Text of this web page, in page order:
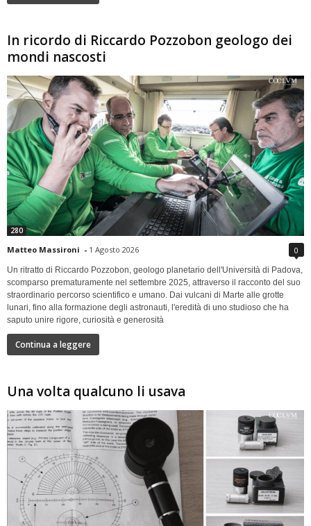
In ricordo di Riccardo Pozzobon geologo dei
mondi nascosti
280
Matteo Massironi - 1 Agosto 2026 0
Un ritratto di Riccardo Pozzobon, geologo planetario dell'Università di Padova,
scomparso prematuramente nel settembre 2025, attraverso il racconto del suo
straordinario percorso scientifico e umano. Dai vulcani di Marte alle grotte
lunari, fino alla formazione degli astronauti, l'eredità di uno studioso che ha
saputo unire rigore, curiosità e generosità
Continua a leggere
Una volta qualcuno li usava